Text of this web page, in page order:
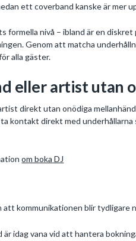
ett coverband kanske är mer
formella nivå – ibland är en
Genom att matcha
alla gäster.
eller artist utan
direkt utan onödiga
kontakt direkt med
om boka DJ
att kommunikationen blir tydligare
idag vana vid att hantera